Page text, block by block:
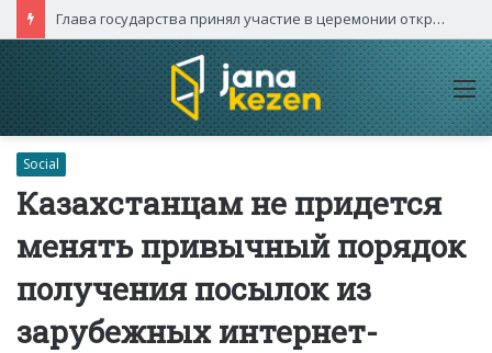
Касым-Жомарт Токаев встретился с руководителями высокотехнологичных компаний Китая
Social
Казахстанцам не придется
менять привычный порядок
получения посылок из
зарубежных интернет-